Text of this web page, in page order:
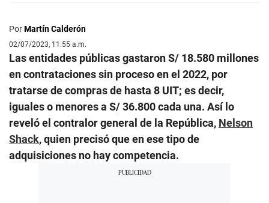
PorMartín Calderón
02/07/2023, 11:55 a.m.
Las entidades públicas gastaron S/ 18.580 millones
en contrataciones sin proceso en el 2022, por
tratarse de compras de hasta 8 UIT; es decir,
iguales o menores a S/ 36.800 cada una. Así lo
reveló el contralor general de la República, Nelson
Shack, quien precisó que en ese tipo de
adquisiciones no hay competencia.